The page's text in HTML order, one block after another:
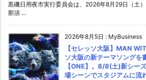
黒磯日用夜市実行委員会は、2026年8月29日（土
那須 ...
2026年8月5日 : MyBusiness
【セレッソ大阪】MAN
ソ大阪の新テーマソングを
【ONE】。8/8(土)新シー
場シーンでスタジアムに流